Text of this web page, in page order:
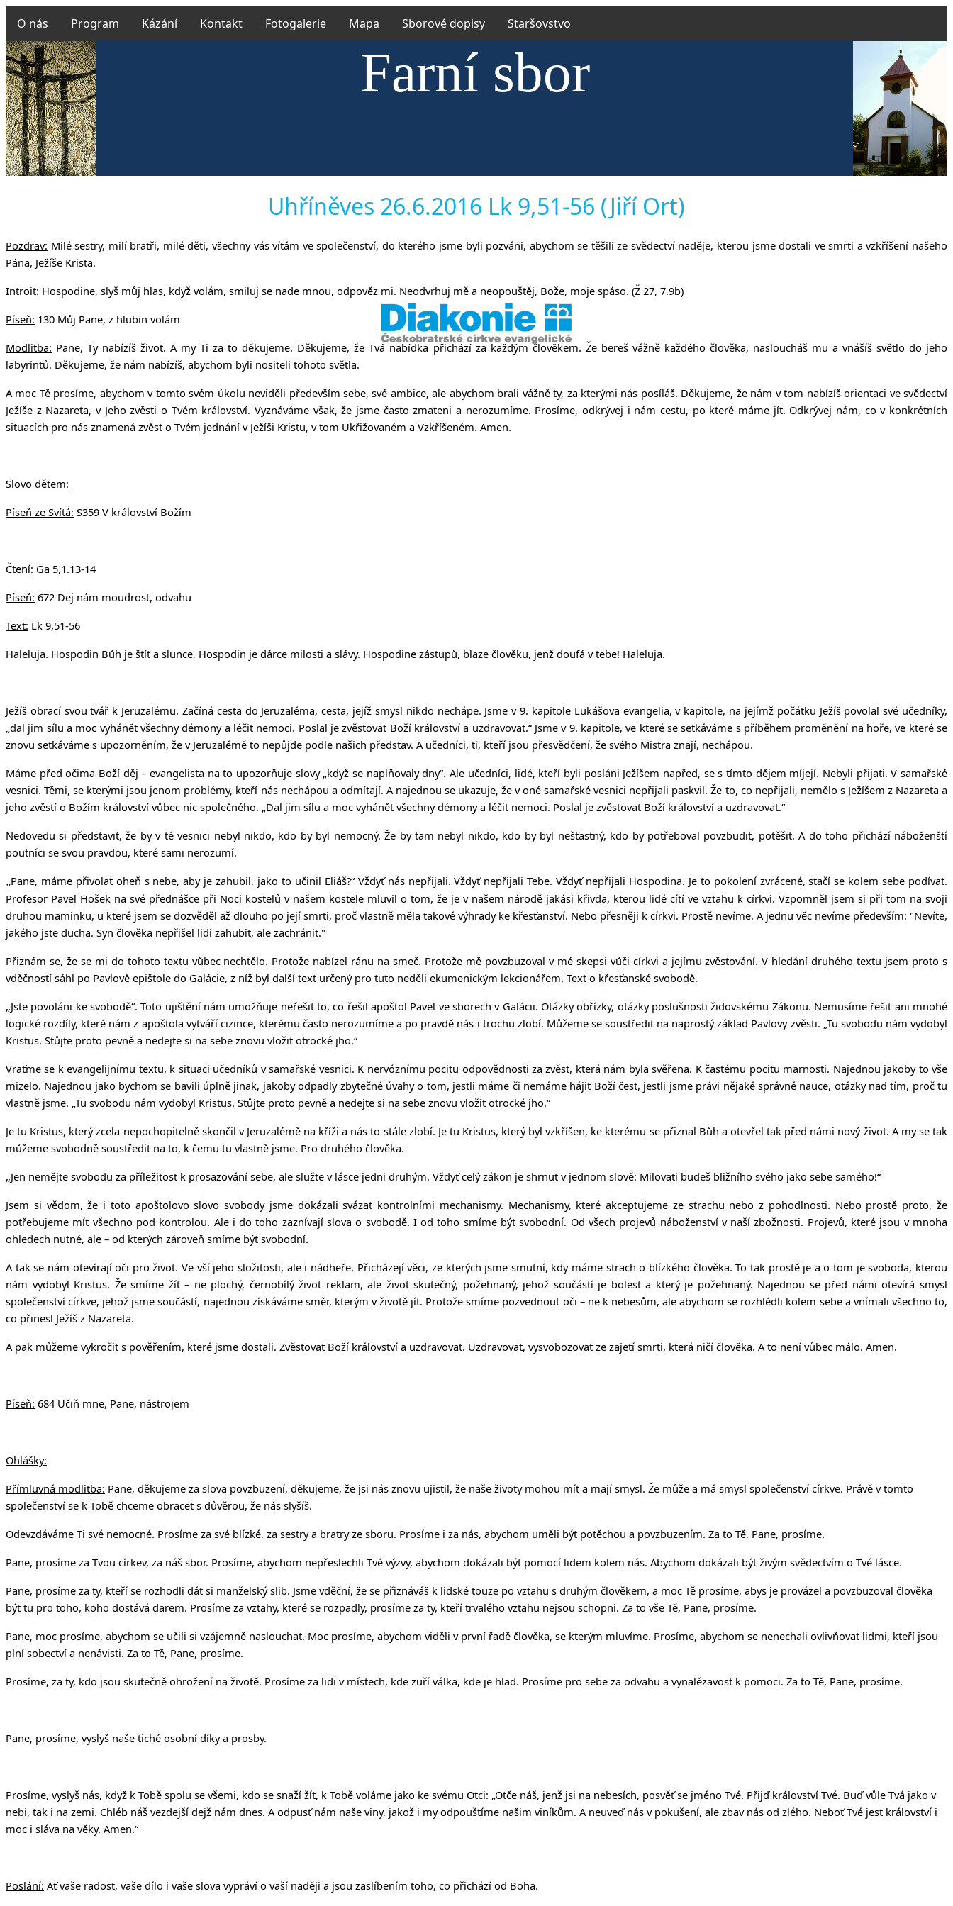
O nás Program Kázání Kontakt Fotogalerie Mapa Sborové dopisy Staršovstvo
Farní sbor
Českobratrské církve evangelické
v Uhříněvsi a Říčanech
Uhříněves 26.6.2016 Lk 9,51-56 (Jiří Ort)
Pozdrav: Milé sestry, milí bratři, milé děti, všechny vás vítám ve společenství, do kterého jsme byli pozváni, abychom se těšili ze svědectví naděje, kterou jsme dostali ve smrti a vzkříšení našeho
Pána, Ježíše Krista.
Introit: Hospodine, slyš můj hlas, když volám, smiluj se nade mnou, odpověz mi. Neodvrhuj mě a neopouštěj, Bože, moje spáso. (Ž 27, 7.9b)
Píseň: 130 Můj Pane, z hlubin volám
Modlitba: Pane, Ty nabízíš život. A my Ti za to děkujeme. Děkujeme, že Tvá nabídka přichází za každým člověkem. Že bereš vážně každého člověka, nasloucháš mu a vnášíš světlo do jeho
labyrintů. Děkujeme, že nám nabízíš, abychom byli nositeli tohoto světla.
A moc Tě prosíme, abychom v tomto svém úkolu neviděli především sebe, své ambice, ale abychom brali vážně ty, za kterými nás posíláš. Děkujeme, že nám v tom nabízíš orientaci ve svědectví
Ježíše z Nazareta, v Jeho zvěsti o Tvém království. Vyznáváme však, že jsme často zmateni a nerozumíme. Prosíme, odkrývej i nám cestu, po které máme jít. Odkrývej nám, co v konkrétních
situacích pro nás znamená zvěst o Tvém jednání v Ježíši Kristu, v tom Ukřižovaném a Vzkříšeném. Amen.
Slovo dětem:
Píseň ze Svítá: S359 V království Božím
Čtení: Ga 5,1.13-14
Píseň: 672 Dej nám moudrost, odvahu
Text: Lk 9,51-56
Haleluja. Hospodin Bůh je štít a slunce, Hospodin je dárce milosti a slávy. Hospodine zástupů, blaze člověku, jenž doufá v tebe! Haleluja.
Ježíš obrací svou tvář k Jeruzalému. Začíná cesta do Jeruzaléma, cesta, jejíž smysl nikdo nechápe. Jsme v 9. kapitole Lukášova evangelia, v kapitole, na jejímž počátku Ježíš povolal své učedníky,
dal jim sílu a moc vyhánět všechny démony a léčit nemoci. Poslal je zvěstovat Boží království a uzdravovat.“ Jsme v 9. kapitole, ve které se setkáváme s příběhem proměnění na hoře, ve které se
znovu setkáváme s upozorněním, že v Jeruzalémě to nepůjde podle našich představ. A učedníci, ti, kteří jsou přesvědčení, že svého Mistra znají, nechápou.
Máme před očima Boží děj – evangelista na to upozorňuje slovy „když se naplňovaly dny“. Ale učedníci, lidé, kteří byli posláni Ježíšem napřed, se s tímto dějem míjejí. Nebyli přijati. V samařské
vesnici. Těmi, se kterými jsou jenom problémy, kteří nás nechápou a odmítají. A najednou se ukazuje, že v oné samařské vesnici nepřijali paskvil. Že to, co nepřijali, nemělo s Ježíšem z Nazareta a
jeho zvěstí o Božím království vůbec nic společného. „Dal jim sílu a moc vyhánět všechny démony a léčit nemoci. Poslal je zvěstovat Boží království a uzdravovat.“
Nedovedu si představit, že by v té vesnici nebyl nikdo, kdo by byl nemocný. Že by tam nebyl nikdo, kdo by byl nešťastný, kdo by potřeboval povzbudit, potěšit. A do toho přichází náboženští
poutníci se svou pravdou, které sami nerozumí.
„Pane, máme přivolat oheň s nebe, aby je zahubil, jako to učinil Eliáš?“ Vždyť nás nepřijali. Vždyť nepřijali Tebe. Vždyť nepřijali Hospodina. Je to pokolení zvrácené, stačí se kolem sebe podívat.
Profesor Pavel Hošek na své přednášce při Noci kostelů v našem kostele mluvil o tom, že je v našem národě jakási křivda, kterou lidé cítí ve vztahu k církvi. Vzpomněl jsem si při tom na svoji
druhou maminku, u které jsem se dozvěděl až dlouho po její smrti, proč vlastně měla takové výhrady ke křesťanství. Nebo přesněji k církvi. Prostě nevíme. A jednu věc nevíme především: "Nevíte,
jakého jste ducha. Syn člověka nepřišel lidi zahubit, ale zachránit."
Přiznám se, že se mi do tohoto textu vůbec nechtělo. Protože nabízel ránu na smeč. Protože mě povzbuzoval v mé skepsi vůči církvi a jejímu zvěstování. V hledání druhého textu jsem proto s
vděčností sáhl po Pavlově epištole do Galácie, z níž byl další text určený pro tuto neděli ekumenickým lekcionářem. Text o křesťanské svobodě.
„Jste povoláni ke svobodě“. Toto ujištění nám umožňuje neřešit to, co řešil apoštol Pavel ve sborech v Galácii. Otázky obřízky, otázky poslušnosti židovskému Zákonu. Nemusíme řešit ani mnohé
logické rozdíly, které nám z apoštola vytváří cizince, kterému často nerozumíme a po pravdě nás i trochu zlobí. Můžeme se soustředit na naprostý základ Pavlovy zvěsti. „Tu svobodu nám vydobyl
Kristus. Stůjte proto pevně a nedejte si na sebe znovu vložit otrocké jho.“
Vraťme se k evangelijnímu textu, k situaci učedníků v samařské vesnici. K nervóznímu pocitu odpovědnosti za zvěst, která nám byla svěřena. K častému pocitu marnosti. Najednou jakoby to vše
mizelo. Najednou jako bychom se bavili úplně jinak, jakoby odpadly zbytečné úvahy o tom, jestli máme či nemáme hájit Boží čest, jestli jsme právi nějaké správné nauce, otázky nad tím, proč tu
vlastně jsme. „Tu svobodu nám vydobyl Kristus. Stůjte proto pevně a nedejte si na sebe znovu vložit otrocké jho.“
Je tu Kristus, který zcela nepochopitelně skončil v Jeruzalémě na kříži a nás to stále zlobí. Je tu Kristus, který byl vzkříšen, ke kterému se přiznal Bůh a otevřel tak před námi nový život. A my se tak
můžeme svobodně soustředit na to, k čemu tu vlastně jsme. Pro druhého člověka.
„Jen nemějte svobodu za příležitost k prosazování sebe, ale služte v lásce jedni druhým. Vždyť celý zákon je shrnut v jednom slově: Milovati budeš bližního svého jako sebe samého!“
Jsem si vědom, že i toto apoštolovo slovo svobody jsme dokázali svázat kontrolními mechanismy. Mechanismy, které akceptujeme ze strachu nebo z pohodlnosti. Nebo prostě proto, že
potřebujeme mít všechno pod kontrolou. Ale i do toho zaznívají slova o svobodě. I od toho smíme být svobodní. Od všech projevů náboženství v naší zbožnosti. Projevů, které jsou v mnoha
ohledech nutné, ale – od kterých zároveň smíme být svobodní.
A tak se nám otevírají oči pro život. Ve vší jeho složitosti, ale i nádheře. Přicházejí věci, ze kterých jsme smutní, kdy máme strach o blízkého člověka. To tak prostě je a o tom je svoboda, kterou
nám vydobyl Kristus. Že smíme žít – ne plochý, černobílý život reklam, ale život skutečný, požehnaný, jehož součástí je bolest a který je požehnaný. Najednou se před námi otevírá smysl
společenství církve, jehož jsme součástí, najednou získáváme směr, kterým v životě jít. Protože smíme pozvednout oči – ne k nebesům, ale abychom se rozhlédli kolem sebe a vnímali všechno to,
co přinesl Ježíš z Nazareta.
A pak můžeme vykročit s pověřením, které jsme dostali. Zvěstovat Boží království a uzdravovat. Uzdravovat, vysvobozovat ze zajetí smrti, která ničí člověka. A to není vůbec málo. Amen.
Píseň: 684 Učiň mne, Pane, nástrojem
Ohlášky:
Přímluvná modlitba: Pane, děkujeme za slova povzbuzení, děkujeme, že jsi nás znovu ujistil, že naše životy mohou mít a mají smysl. Že může a má smysl společenství církve. Právě v tomto
společenství se k Tobě chceme obracet s důvěrou, že nás slyšíš.
Odevzdáváme Ti své nemocné. Prosíme za své blízké, za sestry a bratry ze sboru. Prosíme i za nás, abychom uměli být potěchou a povzbuzením. Za to Tě, Pane, prosíme.
Pane, prosíme za Tvou církev, za náš sbor. Prosíme, abychom nepřeslechli Tvé výzvy, abychom dokázali být pomocí lidem kolem nás. Abychom dokázali být živým svědectvím o Tvé lásce.
Pane, prosíme za ty, kteří se rozhodli dát si manželský slib. Jsme vděční, že se přiznáváš k lidské touze po vztahu s druhým člověkem, a moc Tě prosíme, abys je provázel a povzbuzoval člověka
být tu pro toho, koho dostává darem. Prosíme za vztahy, které se rozpadly, prosíme za ty, kteří trvalého vztahu nejsou schopni. Za to vše Tě, Pane, prosíme.
Pane, moc prosíme, abychom se učili si vzájemně naslouchat. Moc prosíme, abychom viděli v první řadě člověka, se kterým mluvíme. Prosíme, abychom se nenechali ovlivňovat lidmi, kteří jsou
plní sobectví a nenávisti. Za to Tě, Pane, prosíme.
Prosíme, za ty, kdo jsou skutečně ohrožení na životě. Prosíme za lidi v místech, kde zuří válka, kde je hlad. Prosíme pro sebe za odvahu a vynalézavost k pomoci. Za to Tě, Pane, prosíme.
Pane, prosíme, vyslyš naše tiché osobní díky a prosby.
Prosíme, vyslyš nás, když k Tobě spolu se všemi, kdo se snaží žít, k Tobě voláme jako ke svému Otci: „Otče náš, jenž jsi na nebesích, posvěťse jméno Tvé. Přijďkrálovství Tvé. Buďvůle Tvá jako v
nebi, tak i na zemi. Chléb náš vezdejší dejž nám dnes. A odpusťnám naše viny, jakož i my odpouštíme našim viníkům. A neuveďnás v pokušení, ale zbav nás od zlého. NeboťTvé jest království i
moc i sláva na věky. Amen.“
Poslání: Ať vaše radost, vaše dílo i vaše slova vypráví o vaší naději a jsou zaslíbením toho, co přichází od Boha.